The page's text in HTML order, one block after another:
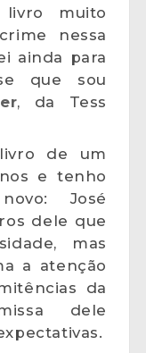
muito
nessa
ainda para
que sou
, da Tess
de um
e tenho
José
dele que
mas
a atenção
da
dele